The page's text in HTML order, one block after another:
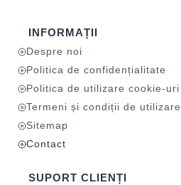
INFORMAȚII
Despre noi
Politica de confidențialitate
Politica de utilizare cookie-uri
Termeni și condiții de utilizare
Sitemap
Contact
SUPORT CLIENȚI